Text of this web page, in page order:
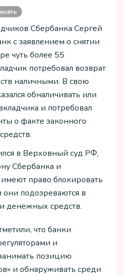
Сбербанка Сергей
с заявлением о снятии
чуть более 55
потребовал возврат
наличными. В свою
обналичивать или
и потребовал
о факте законного
в Верховный суд РФ,
Сбербанка и
право блокировать
они подозреваются в
денежных средств.
что банки
и
позицию
и обнаруживать среди